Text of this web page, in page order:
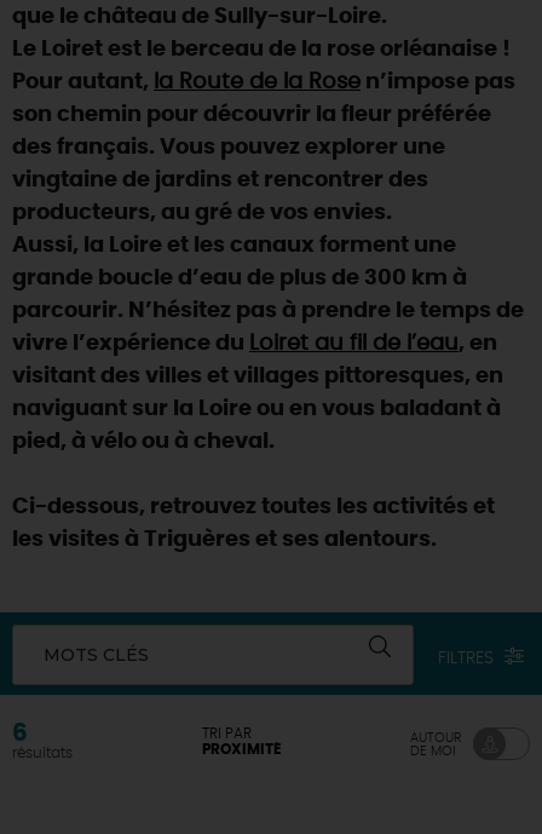
CE WEEK-END
CETTE SEMAINE
TOUT L'AGENDA
que le château de Sully-sur-Loire.
Le Loiret est le berceau de la rose orléanaise !
Pour autant, la Route de la Rose n’impose pas
son chemin pour découvrir la fleur préférée
des français. Vous pouvez explorer une
vingtaine de jardins et rencontrer des
producteurs, au gré de vos envies.
Aussi, la Loire et les canaux forment une
grande boucle d’eau de plus de 300 km à
parcourir. N’hésitez pas à prendre le temps de
vivre l’expérience du Loiret au fil de l’eau, en
visitant des villes et villages pittoresques, en
naviguant sur la Loire ou en vous baladant à
pied, à vélo ou à cheval.
Ci-dessous, retrouvez toutes les activités et
les visites à Triguères et ses alentours.
MOTS CLÉS FILTRES
6
résultats
TRI PAR
PROXIMITÉ
AUTOUR
DE MOI